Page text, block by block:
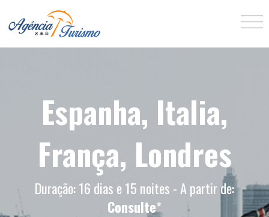
Espanha, Italia,
França, Londres
Duração: 16 dias e 15 noites - A partir de:
Consulte*